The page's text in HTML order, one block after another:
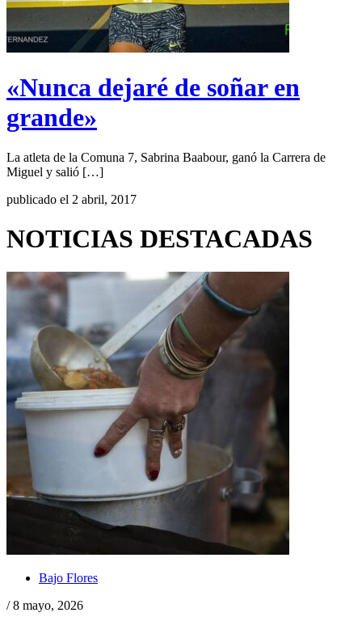
«Nunca dejaré de soñar en
grande»
La atleta de la Comuna 7, Sabrina Baabour, ganó la Carrera de
Miguel y salió […]
publicado el 2 abril, 2017
NOTICIAS DESTACADAS
Bajo Flores
/ 8 mayo, 2026